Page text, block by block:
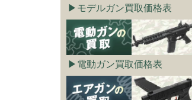
モデルガン買取価格表
電動ガン買取価格表